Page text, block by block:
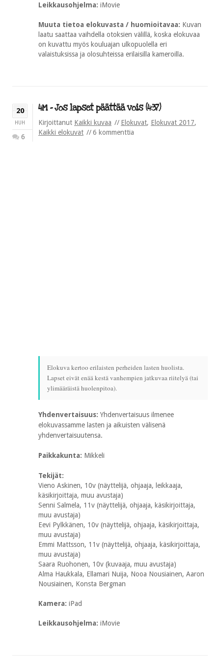
Leikkausohjelma: iMovie
Muuta tietoa elokuvasta / huomioitavaa: Kuvan
laatu saattaa vaihdella otoksien välillä, koska elokuvaa
on kuvattu myös kouluajan ulkopuolella eri
valaistuksissa ja olosuhteissa erilaisilla kameroilla.
20
HUH
6
4M – Jos lapset päättää vois (4:37)
Kirjoittanut Kaikki kuvaa Elokuvat, Elokuvat 2017,
Kaikki elokuvat
6 kommenttia
Elokuva kertoo erilaisten perheiden lasten huolista.
Lapset eivät enää kestä vanhempien jatkuvaa riitelyä (tai
ylimääräistä huolenpitoa).
Yhdenvertaisuus: Yhdenvertaisuus ilmenee
elokuvassamme lasten ja aikuisten välisenä
yhdenvertaisuutensa.
Paikkakunta: Mikkeli
Tekijät:
Vieno Askinen, 10v (näyttelijä, ohjaaja, leikkaaja,
käsikirjoittaja, muu avustaja)
Senni Salmela, 11v (näyttelijä, ohjaaja, käsikirjoittaja,
muu avustaja)
Eevi Pylkkänen, 10v (näyttelijä, ohjaaja, käsikirjoittaja,
muu avustaja)
Emmi Mattsson, 11v (näyttelijä, ohjaaja, käsikirjoittaja,
muu avustaja)
Saara Ruohonen, 10v (kuvaaja, muu avustaja)
Alma Haukkala, Ellamari Nuija, Nooa Nousiainen, Aaron
Nousiainen, Konsta Bergman
Kamera: iPad
Leikkausohjelma: iMovie